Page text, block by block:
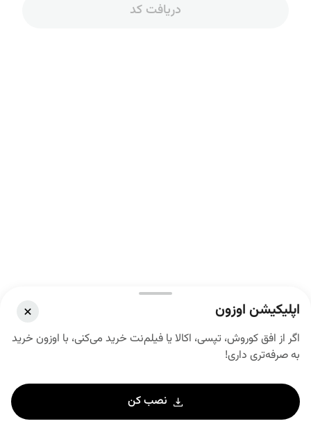
دریافت کد
اپلیکیشن اوزون
اگر از افق کوروش، تپسی، اکالا یا فیلم‌نت خرید می‌کنی، با اوزون خرید
به صرفه‌تری داری!
نصب کن